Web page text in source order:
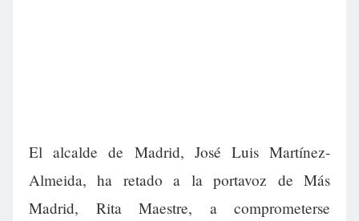
El alcalde de Madrid, José Luis Martínez-
Almeida, ha retado a la portavoz de Más
Madrid, Rita Maestre, a comprometerse